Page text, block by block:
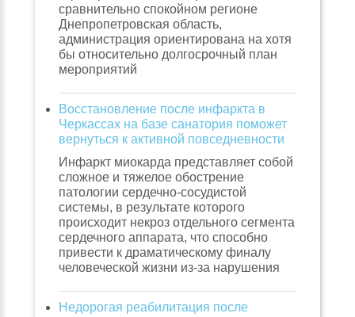
сравнительно спокойном регионе
Днепропетровская область,
администрация ориентирована на хотя
бы относительно долгосрочный план
мероприятий
Восстановление после инфаркта в
Черкассах на базе санатория поможет
вернуться к активной повседневности
Инфаркт миокарда представляет собой
сложное и тяжелое обострение
патологии сердечно-сосудистой
системы, в результате которого
происходит некроз отдельного сегмента
сердечного аппарата, что способно
привести к драматическому финалу
человеческой жизни из-за нарушения
Недорогая реабилитация после